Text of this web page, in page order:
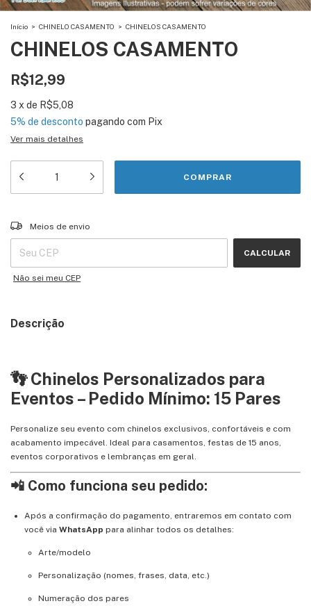
Início > CHINELO CASAMENTO > CHINELOS CASAMENTO
CHINELOS CASAMENTO
R$12,99
3 x de R$5,08
5% de desconto pagando com Pix
Ver mais detalhes
Entregas para o CEP:
Meios de envio
CALCULAR
Não sei meu CEP
Descrição
👣 Chinelos Personalizados para
Eventos – Pedido Mínimo: 15 Pares
Personalize seu evento com chinelos exclusivos, confortáveis e com
acabamento impecável. Ideal para casamentos, festas de 15 anos,
eventos corporativos e lembranças em geral.
📲 Como funciona seu pedido:
Após a confirmação do pagamento, entraremos em contato com
você via WhatsApp para alinhar todos os detalhes:
Arte/modelo
Personalização (nomes, frases, data, etc.)
Numeração dos pares